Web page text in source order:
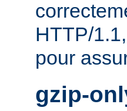
HTTP/
pour
gzip-